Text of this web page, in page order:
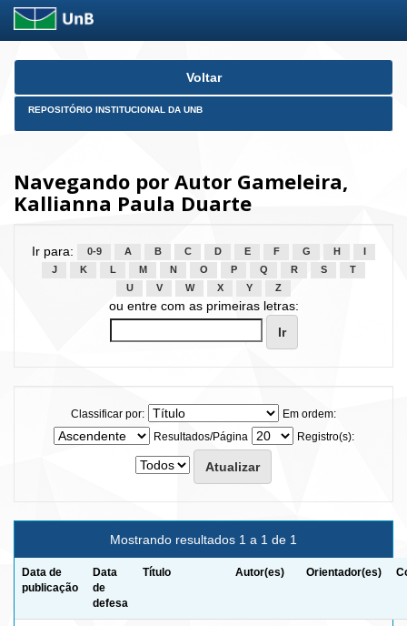
Skip
Voltar
REPOSITÓRIO INSTITUCIONAL DA UNB
Navegando por Autor Gameleira,
Kallianna Paula Duarte
Ir para: 0-9 A B C D E F G H
J
K L M N O P Q R S
T
U
V W X Y Z
ou entre com as primeiras letras:
Classificar por:
Em ordem:
Resultados/Página
Registro(s):
Mostrando resultados 1 a 1 de 1
Data de
publicação
Data
de
defesa
Título Autor(es) Orientador(es)